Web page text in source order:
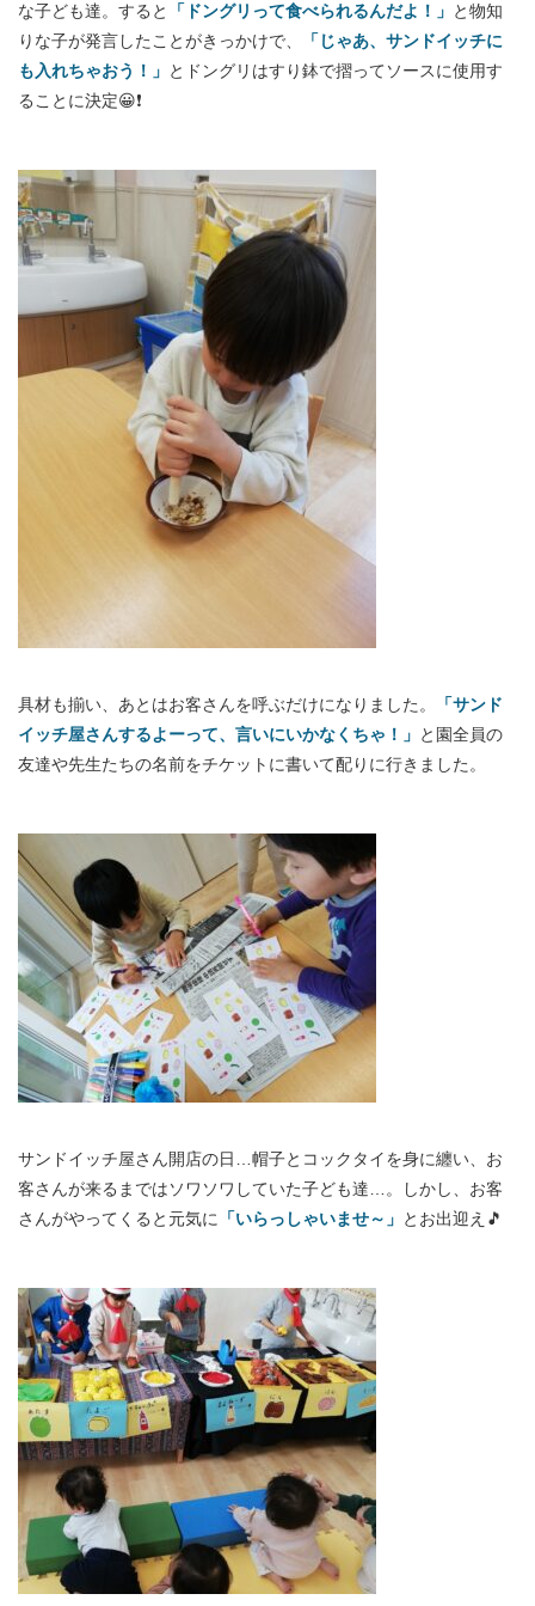
な子ども達。すると
「ドングリって食べられるんだよ！」 と物知
りな子が発言したことがきっかけで、
「じゃあ、サンドイッチに
も入れちゃおう！」 とドングリはすり鉢で摺ってソースに使用す
ることに決定😀❗️
具材も揃い、あとはお客さんを呼ぶだけになりました。
「サンド
イッチ屋さんするよーって、言いにいかなくちゃ！」 と園全員の
友達や先生たちの名前をチケットに書いて配りに行きました。
サンドイッチ屋さん開店の日…帽子とコックタイを身に纏い、お
客さんが来るまではソワソワしていた子ども達…。しかし、お客
さんがやってくると元気に
「いらっしゃいませ～」 とお出迎え🎵